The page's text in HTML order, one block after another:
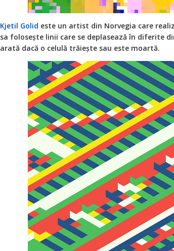
Kjetil Golid este un artist din Norvegia care
sa folosește linii care se deplasează în diferite
arată dacă o celulă trăiește sau este moartă.